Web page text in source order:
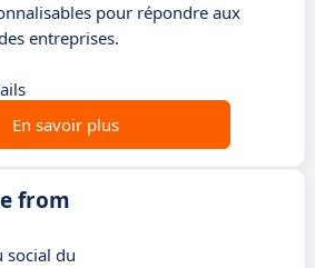
pour répondre aux
entreprises.
En savoir plus
from
social du